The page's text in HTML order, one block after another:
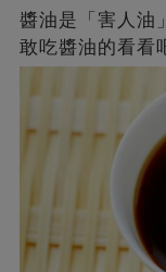
醬油是「害人油
敢吃醬油的看看